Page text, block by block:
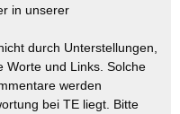
in unserer
durch Unterstellungen,
Worte und Links. Solche
werden
bei TE liegt. Bitte